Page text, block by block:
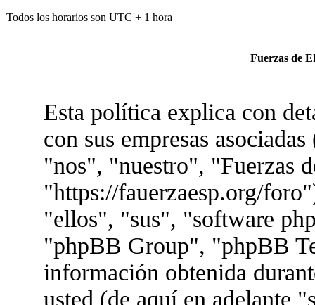
Todos los horarios son UTC + 1 hora
Fuerzas de
Esta política explica con
con sus empresas
"nos", "nuestro", "Fuerzas
"https://fauerzaesp.org/
"ellos", "sus", "software
"phpBB Group", "phpBB
información obtenida
usted (de aquí en adelante